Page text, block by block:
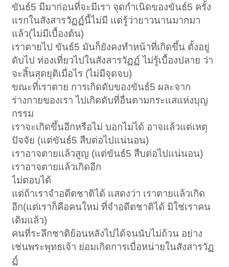
ขันธ์5 มีมาก่อนที่จะมีเรา จุดกำเนิดของขันธ์5 ครั้ง
แรกในสังสารวัฏฏ์นี้ไม่มี แต่รู้ว่ายาวนานมากมา
แล้ว(ไม่มีเบื้องต้น)
เราตายไป ขันธ์5 มันก็ยังคงทำหน้าที่เกิดขึ้น ตั้งอยู่
ดับไป ท่องเที่ยวไปในสังสารวัฏฏ์ ไม่รู้เบื้องปลาย ว่า
จะสิ้นสุดยุติเมื่อไร (ไม่มีจุดจบ)
ขณะที่เราตาย การเกิดดับของขันธ์5 ผละจาก
ร่างกายของเรา ไปเกิดดับที่อื่นตามกระแสแห่งบุญ
กรรม
เราจะเกิดขึ้นอีกหรือไม่ บอกไม่ได้ อาจแล้วแต่เหตุ
ปัจจัย (แต่ขันธ์5 สืบต่อไปแน่นอน)
เราอาจตายแล้วสูญ (แต่ขันธ์5 สืบต่อไปแน่นอน)
เราอาจตายแล้วเกิดอีก
ไม่ตอบได้
แต่ถ้าเราจำอดีตชาติได้ แสดงว่า เราตายแล้วเกิด
อีก(แต่เราก็คือคนใหม่ ที่จำอดีตชาติได้ มิใช่เราคน
เดิมแล้ว)
คนที่ระลึกชาติย้อนหลังไปได้จนนับไม่ถ้วน อย่าง
เช่นพระพุทธเจ้า ย่อมเกิดการเบื่อหน่ายในสังสารวัฏ
ฏ์